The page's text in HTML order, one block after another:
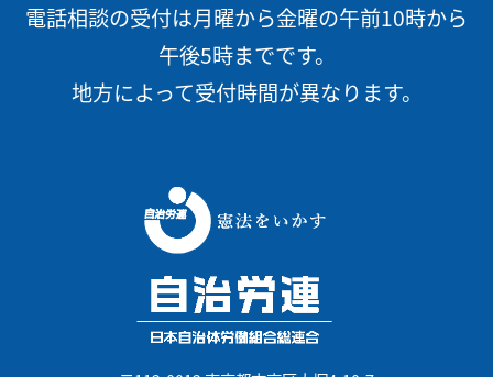
電話相談の受付は月曜から金曜の午前10時から
午後5時までです。
地方によって受付時間が異なります。